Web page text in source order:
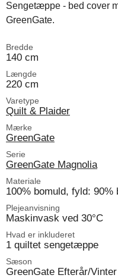
Sengetæppe - bed cover
GreenGate.
Bredde
140 cm
Længde
220 cm
Varetype
Quilt & Plaider
Mærke
GreenGate
Serie
GreenGate Magnolia
Materiale
100% bomuld, fyld:
Plejeanvisning
Maskinvask ved 30°C
Hvad er inkluderet
1 quiltet sengetæppe
Sæson
GreenGate Efterår/